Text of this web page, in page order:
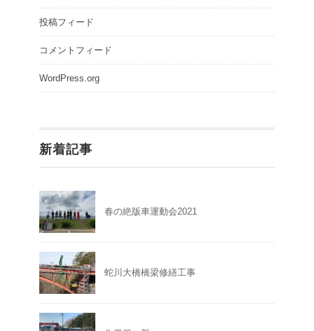
投稿フィード
コメントフィード
WordPress.org
新着記事
春の絶版車運動会2021
蛇川大橋橋梁修繕工事